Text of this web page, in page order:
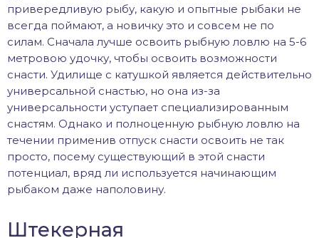
привередливую рыбу, какую и опытные рыбаки не
всегда поймают, а новичку это и совсем не по
силам. Сначала лучше освоить рыбную ловлю на 5-6
метровою удочку, чтобы освоить возможности
снасти. Удилище с катушкой является действительно
универсальной снастью, но она из-за
универсальности уступает специализированным
снастям. Однако и полноценную рыбную ловлю на
течении применив отпуск снасти освоить не так
просто, посему существующий в этой снасти
потенциал, вряд ли используется начинающим
рыбаком даже наполовину.
Штекерная